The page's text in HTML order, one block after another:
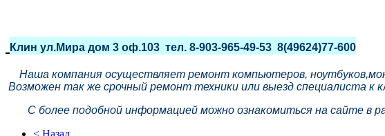
Клин ул.Мира дом 3 оф.103 тел. 8-903-965-49-53 8(49624)77-600
Наша компания осуществляет ремонт компьютеров,
Возможен так же срочный ремонт техники или выезд специалиста к
С более подобной информацией можно ознакомиться на сайте в